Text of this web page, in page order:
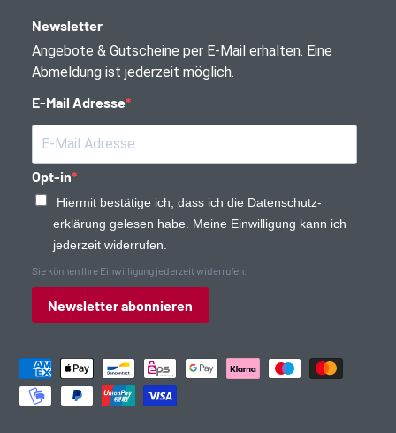
Newsletter
Angebote & Gutscheine per E-Mail erhalten. Eine
Abmeldung ist jederzeit möglich.
E-Mail Adresse
Opt-in
Hiermit bestätige ich, dass ich die Daten­schutz­
erklärung gelesen habe. Meine Einwilligung kann ich
jederzeit widerrufen.
Sie können Ihre Einwilligung jederzeit widerrufen.
Newsletter abonnieren
Zahlungsmethoden